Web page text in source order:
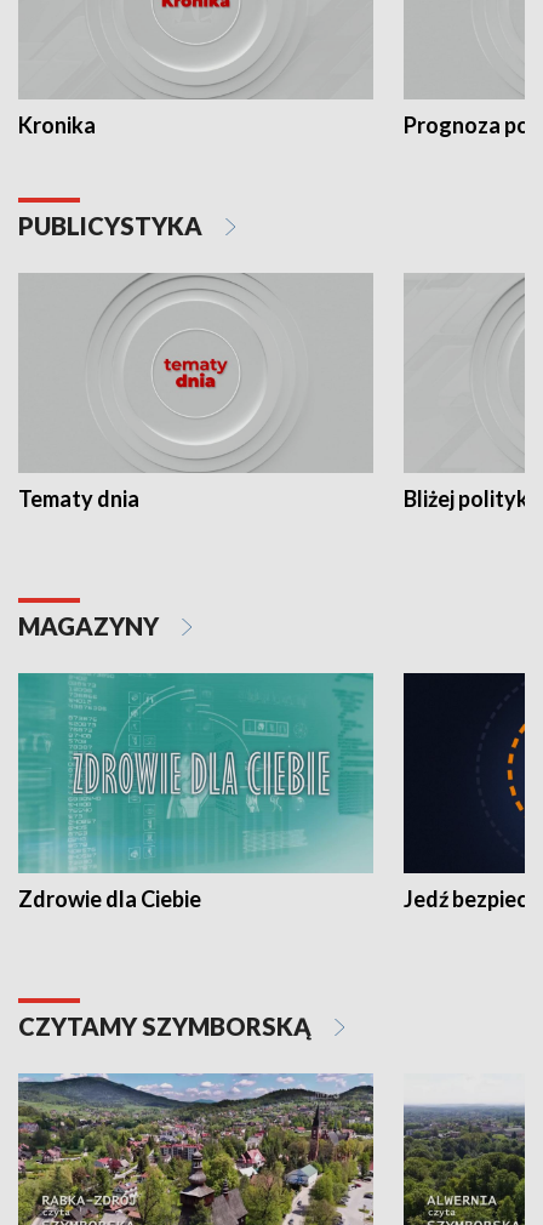
Kronika Prognoza
PUBLICYSTYKA
Tematy dnia Bliżej polityki
MAGAZYNY
Zdrowie dla Ciebie Jedź
CZYTAMY SZYMBORSKĄ